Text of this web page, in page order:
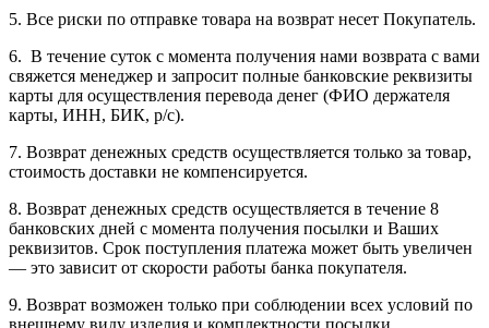
5. Все риски по отправке товара на возврат несет Покупатель.
6. В течение суток с момента получения нами возврата с вами
свяжется менеджер и запросит полные банковские реквизиты
карты для осуществления перевода денег (ФИО держателя
карты, ИНН, БИК, р/с).
7. Возврат денежных средств осуществляется только за товар,
стоимость доставки не компенсируется.
8. Возврат денежных средств осуществляется в течение 8
банковских дней с момента получения посылки и Ваших
реквизитов. Срок поступления платежа может быть увеличен
— это зависит от скорости работы банка покупателя.
9. Возврат возможен только при соблюдении всех условий по
внешнему виду изделия и комплектности посылки